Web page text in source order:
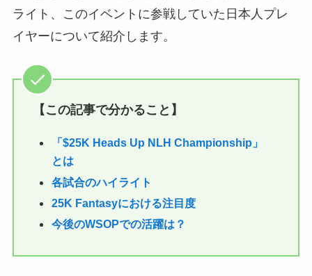
ライト、このイベントに参戦していた日本人プレ
イヤーについて紹介します。
【この記事で分かること】
「$25K Heads Up NLH Championship」
とは
各試合のハイライト
25K Fantasyにおける注目度
今後のWSOPでの活躍は？